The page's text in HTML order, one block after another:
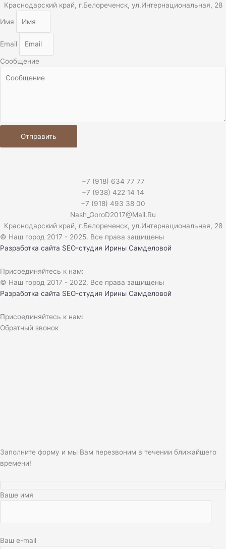
Краснодарский край, г.Белореченск, ул.Интернациональная, 28
Имя
Email
Сообщение
Отправить
+7 (918) 634 77 77
+7 (938) 422 14 14
+7 (918) 493 38 00
Nash_GoroD2017@Mail.Ru
Краснодарский край, г.Белореченск, ул.Интернациональная, 28​
© Наш город 2017 - 2025. Все права защищены
Разработка сайта SEO-студия Ирины Самделовой
Присоединяйтесь к нам:
© Наш город 2017 - 2022. Все права защищены
Разработка сайта SEO-студия Ирины Самделовой
Присоединяйтесь к нам:
Обратный звонок
Заполните форму и мы Вам перезвоним в течении ближайшего
времени!
Ваше имя
Ваш e-mail